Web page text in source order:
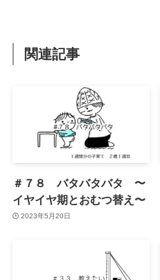
関連記事
＃７８ バタバタバタ 〜
イヤイヤ期とおむつ替え〜
2023年5月20日